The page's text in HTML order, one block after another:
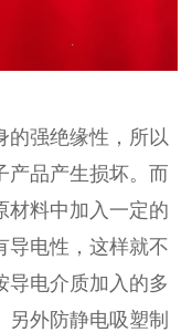
的强绝缘性，所以
产品产生损坏。而
材料中加入一定的
导电性，这样就不
导电介质加入的多
外防静电吸塑制